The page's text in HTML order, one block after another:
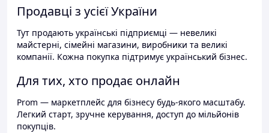
Продавці з усієї України
Тут продають українські підприємці — невеликі
майстерні, сімейні магазини, виробники та великі
компанії. Кожна покупка підтримує український бізнес.
Для тих, хто продає онлайн
Prom — маркетплейс для бізнесу будь-якого масштабу.
Легкий старт, зручне керування, доступ до мільйонів
покупців.